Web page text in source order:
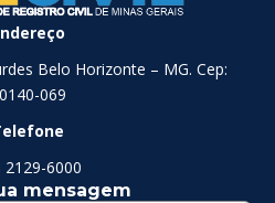
Belo Horizonte – MG. Cep:
069
2129-6000
mensagem